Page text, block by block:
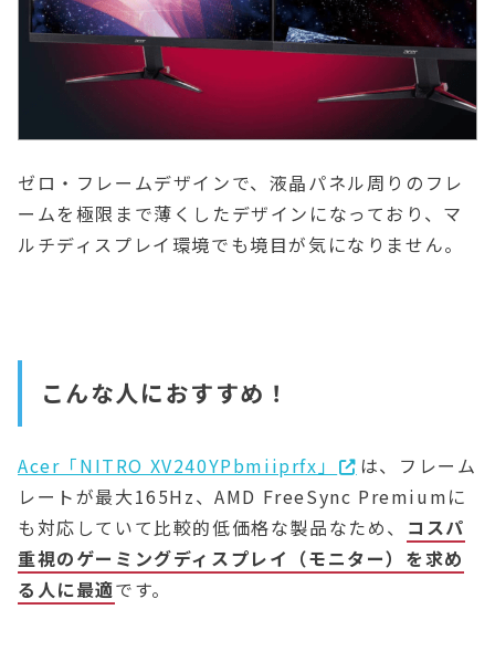
ゼロ・フレームデザインで、液晶パネル周りのフレ
ームを極限まで薄くしたデザインになっており、マ
ルチディスプレイ環境でも境目が気になりません。
こんな人におすすめ！
Acer「NITRO XV240YPbmiiprfx」
は、フレーム
レートが最大165Hz、AMD FreeSync Premiumに
も対応していて比較的低価格な製品なため、 コスパ
重視のゲーミングディスプレイ（モニター）を求め
る人に最適です。